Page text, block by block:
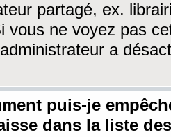
partagé, ex.
vous ne voyez pas
a
puis-je
dans la liste